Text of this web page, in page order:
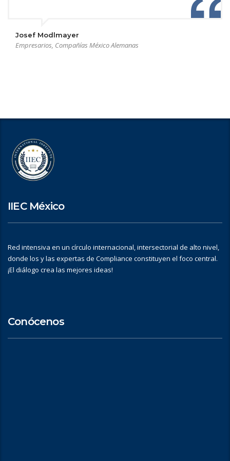
Josef Modlmayer
Empresarios, Compañías México Alemanas
IIEC México
Red intensiva en un círculo internacional, intersectorial de alto nivel,
donde los y las expertas de Compliance constituyen el foco central.
¡El diálogo crea las mejores ideas!
Conócenos